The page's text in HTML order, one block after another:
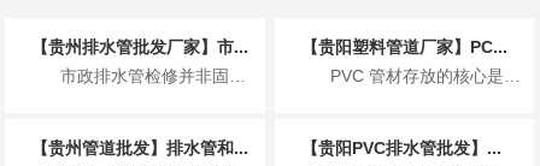
【贵州排水管批发厂家】市...
市政排水管检修并非固定周期，而是按日常巡查、定期检测、专项清淤、全面大修分级执...
【贵阳塑料管道厂家】PC...
PVC 管材存放的核心是控温避光、防潮通风、规范堆放、远离污染、先进先出，防止...
【贵州管道批发】排水管和...
【贵阳PVC排水管批发】...